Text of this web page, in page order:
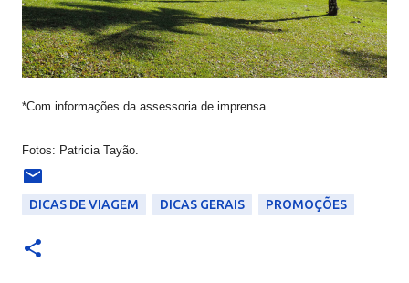
*Com informações da assessoria de imprensa.
Fotos: Patricia Tayão.
DICAS DE VIAGEM DICAS GERAIS PROMOÇÕES